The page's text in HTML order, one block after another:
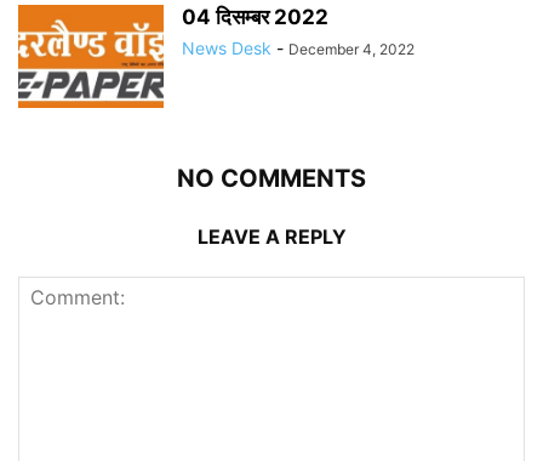
04 दिसम्बर 2022
News Desk - December 4, 2022
NO COMMENTS
LEAVE A REPLY